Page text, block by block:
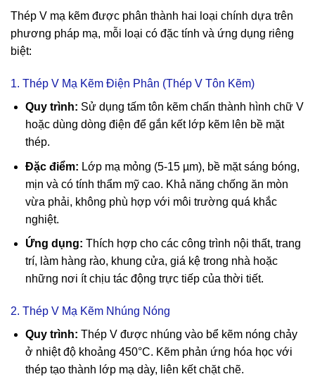
Thép V mạ kẽm được phân thành hai loại chính dựa trên
phương pháp mạ, mỗi loại có đặc tính và ứng dụng riêng
biệt:
1. Thép V Mạ Kẽm Điện Phân (Thép V Tôn Kẽm)
Quy trình: Sử dụng tấm tôn kẽm chấn thành hình chữ V
hoặc dùng dòng điện để gắn kết lớp kẽm lên bề mặt
thép.
Đặc điểm: Lớp mạ mỏng (5-15 µm), bề mặt sáng bóng,
mịn và có tính thẩm mỹ cao. Khả năng chống ăn mòn
vừa phải, không phù hợp với môi trường quá khắc
nghiệt.
Ứng dụng: Thích hợp cho các công trình nội thất, trang
trí, làm hàng rào, khung cửa, giá kệ trong nhà hoặc
những nơi ít chịu tác động trực tiếp của thời tiết.
2. Thép V Mạ Kẽm Nhúng Nóng
Quy trình: Thép V được nhúng vào bể kẽm nóng chảy
ở nhiệt độ khoảng 450°C. Kẽm phản ứng hóa học với
thép tạo thành lớp mạ dày, liên kết chặt chẽ.